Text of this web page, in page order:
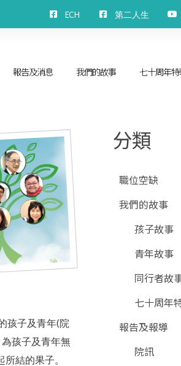
ECH 第二人生
報告及消息 我們的故事 七十周年
孩子及青年(院
孩子及青年無
結的果子。
分類
職位空缺
我們的故事
孩子故事
青年故事
同行者故
七十周年
報告及報導
院訊